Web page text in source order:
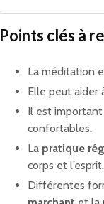
Points clés à
La méditation
Elle peut aider
Il est
confortables.
La pratique
corps et l’esprit.
Différentes